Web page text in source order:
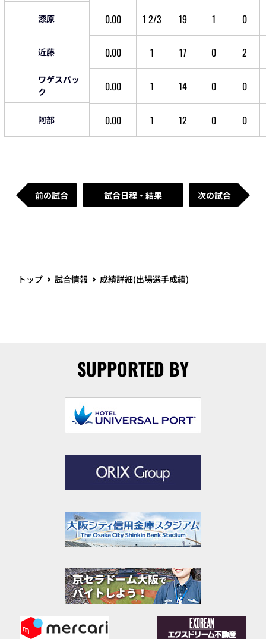
漆原 0.00 1 2/3 19 1 0
近藤 0.00 1 17 0 2
ワゲスパッ
ク
0.00 1 14 0 0
阿部 0.00 1 12 0 0
前の試合 試合日程・結果 次の試合
トップ 試合情報 成績詳細(出場選手成績)
SUPPORTED BY